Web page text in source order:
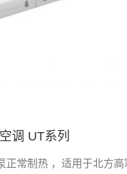
调 UT系列
常制热 ，适用于北方高